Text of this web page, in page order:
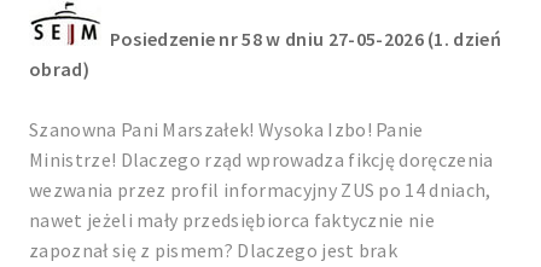
Posiedzenie nr 58 w dniu 27-05-2026 (1. dzień
obrad)
Szanowna Pani Marszałek! Wysoka Izbo! Panie
Ministrze! Dlaczego rząd wprowadza fikcję doręczenia
wezwania przez profil informacyjny ZUS po 14 dniach,
nawet jeżeli mały przedsiębiorca faktycznie nie
zapoznał się z pismem? Dlaczego jest brak